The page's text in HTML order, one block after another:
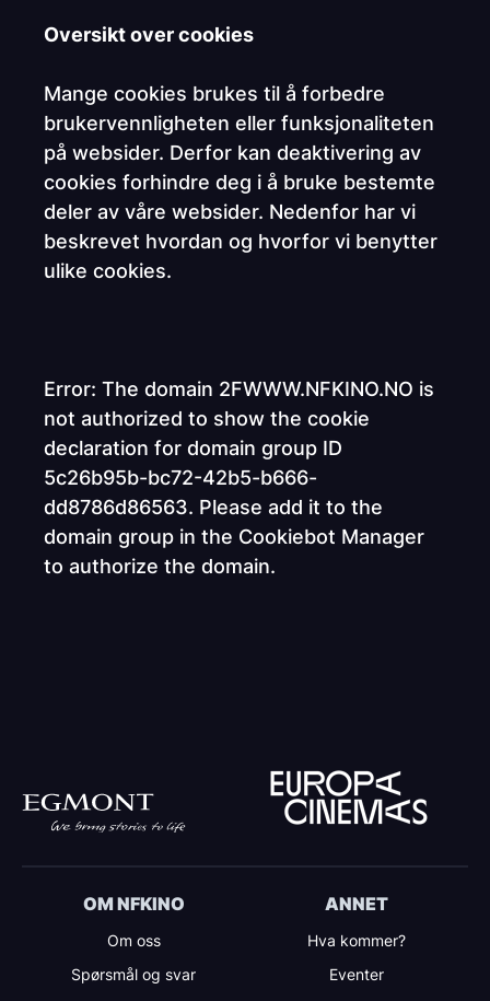
Oversikt over cookies
Mange cookies brukes til å forbedre
brukervennligheten eller funksjonaliteten
på websider. Derfor kan deaktivering av
cookies forhindre deg i å bruke bestemte
deler av våre websider. Nedenfor har vi
beskrevet hvordan og hvorfor vi benytter
ulike cookies.
Error: The domain 2FWWW.NFKINO.NO is
not authorized to show the cookie
declaration for domain group ID
5c26b95b-bc72-42b5-b666-
dd8786d86563. Please add it to the
domain group in the Cookiebot Manager
to authorize the domain.
OM NFKINO
Om oss
Spørsmål og svar
ANNET
Hva kommer?
Eventer